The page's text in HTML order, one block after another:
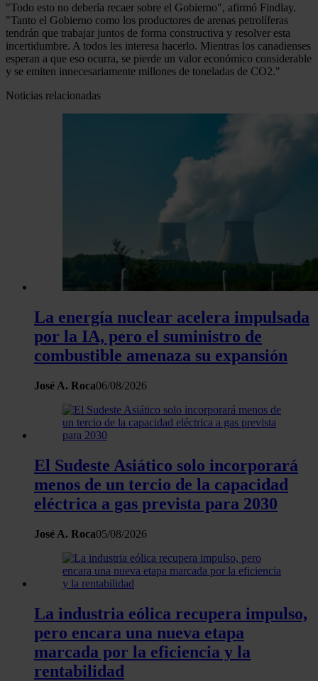
"Todo esto no debería recaer sobre el Gobierno", afirmó Findlay.
"Tanto el Gobierno como los productores de arenas petrolíferas
tendrán que trabajar juntos de forma constructiva y resolver esta
incertidumbre. A todos les interesa hacerlo. Mientras los canadienses
esperan a que eso ocurra, se pierde un valor económico considerable
y se emiten innecesariamente millones de toneladas de CO2."
Noticias relacionadas
La energía nuclear acelera impulsada
por la IA, pero el suministro de
combustible amenaza su expansión
José A. Roca06/08/2026
El Sudeste Asiático solo incorporará
menos de un tercio de la capacidad
eléctrica a gas prevista para 2030
José A. Roca05/08/2026
La industria eólica recupera impulso,
pero encara una nueva etapa
marcada por la eficiencia y la
rentabilidad